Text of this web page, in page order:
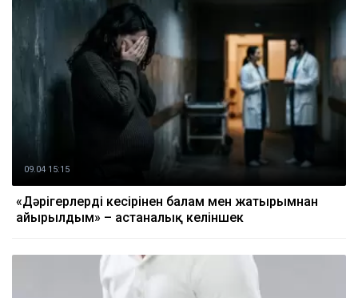
09.04 15:15
«Дәрігерлердің кесірінен балам мен жатырымнан
айырылдым» – астаналық келіншек